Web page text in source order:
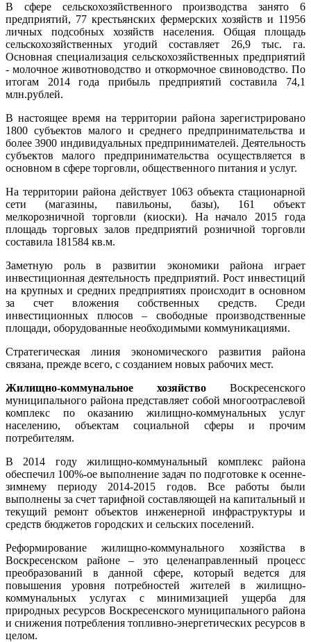
В сфере сельскохозяйственного производства занято 6
предприятий, 77 крестьянских фермерских хозяйств и 11956
личных подсобных хозяйств населения. Общая площадь
сельскохозяйственных угодий составляет 26,9 тыс. га.
Основная специализация сельскохозяйственных предприятий
- молочное животноводство и откормочное свиноводство. По
итогам 2014 года прибыль предприятий составила 74,1
млн.рублей.
В настоящее время на территории района зарегистрировано
1800 субъектов малого и среднего предпринимательства и
более 3900 индивидуальных предпринимателей. Деятельность
субъектов малого предпринимательства осуществляется в
основном в сфере торговли, общественного питания и услуг.
На территории района действует 1063 объекта стационарной
сети (магазины, павильоны, базы), 161 объект
мелкорозничной торговли (киоски). На начало 2015 года
площадь торговых залов предприятий розничной торговли
составила 181584 кв.м.
Заметную роль в развитии экономики района играет
инвестиционная деятельность предприятий. Рост инвестиций
на крупных и средних предприятиях происходит в основном
за счет вложения собственных средств. Среди
инвестиционных плюсов – свободные производственные
площади, оборудованные необходимыми коммуникациями.
Стратегическая линия экономического развития района
связана, прежде всего, с созданием новых рабочих мест.
Жилищно-коммунальное хозяйство Воскресенского
муниципального района представляет собой многоотраслевой
комплекс по оказанию жилищно-коммунальных услуг
населению, объектам социальной сферы и прочим
потребителям.
В 2014 году жилищно-коммунальный комплекс района
обеспечил 100%-ое выполнение задач по подготовке к осенне-
зимнему периоду 2014-2015 годов. Все работы были
выполнены за счет тарифной составляющей на капитальный и
текущий ремонт объектов инженерной инфраструктуры и
средств бюджетов городских и сельских поселений.
Реформирование жилищно-коммунального хозяйства в
Воскресенском районе – это целенаправленный процесс
преобразований в данной сфере, который ведется для
повышения уровня потребностей жителей в жилищно-
коммунальных услугах с минимизацией ущерба для
природных ресурсов Воскресенского муниципального района
и снижения потребления топливно-энергетических ресурсов в
целом.